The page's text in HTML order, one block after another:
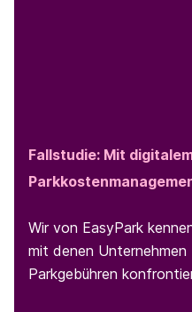
Fallstudie: Mit
Wir von EasyPark
mit denen
Parkgebühren